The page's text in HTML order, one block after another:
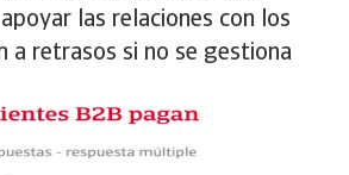
las relaciones con los
a retrasos si no se gestiona